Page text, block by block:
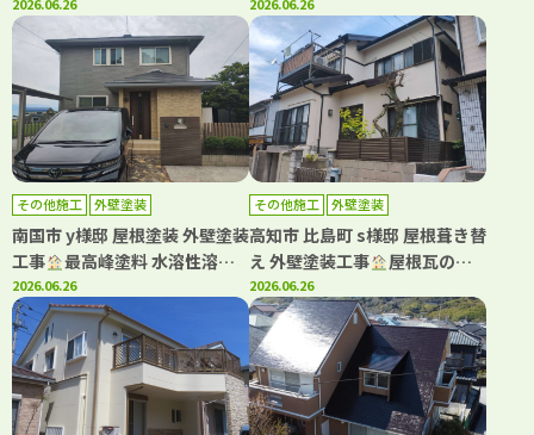
けいただき工事をさせていただ
きました
で、美しさと安心が続く住まい
へ！
その他施工 外壁塗装
南国市 y様邸 屋根塗装 外壁塗装
工事
最高峰塗料 水溶性溶剤
グランデ有機HRCで屋根外壁を
塗装しました(^^♪
2026.06.26
その他施工 外壁塗装
高知市 比島町 s様邸 屋根葺き替
え 外壁塗装工事
屋根瓦の葺
き替え工事もキタペンにおまか
せ下さい！
2026.06.26